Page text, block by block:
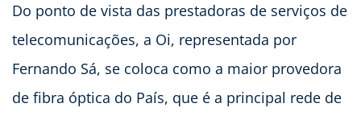
Do ponto de vista das prestadoras de serviços de
telecomunicações, a Oi, representada por
Fernando Sá, se coloca como a maior provedora
de fibra óptica do País, que é a principal rede de